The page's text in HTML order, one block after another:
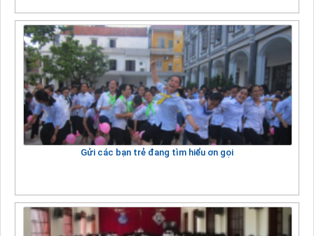
Gửi các bạn trẻ đang tìm hiểu ơn gọi